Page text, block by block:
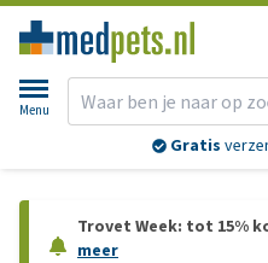
Menu
Gratis
Trovet Week: tot 15%
meer